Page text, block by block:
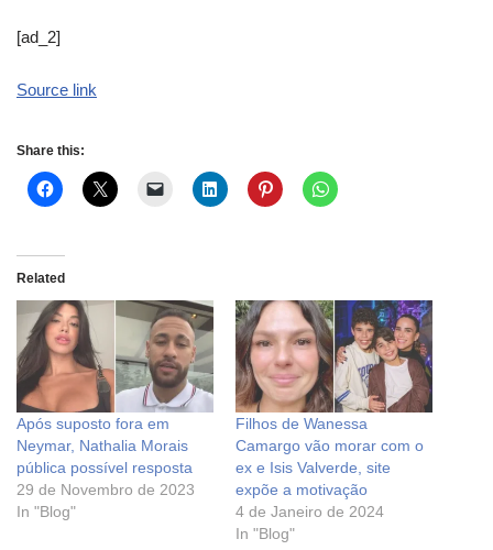
[ad_2]
Source link
Share this:
Related
Após suposto fora em
Neymar, Nathalia Morais
pública possível resposta
29 de Novembro de 2023
In "Blog"
Filhos de Wanessa
Camargo vão morar com o
ex e Isis Valverde, site
expõe a motivação
4 de Janeiro de 2024
In "Blog"